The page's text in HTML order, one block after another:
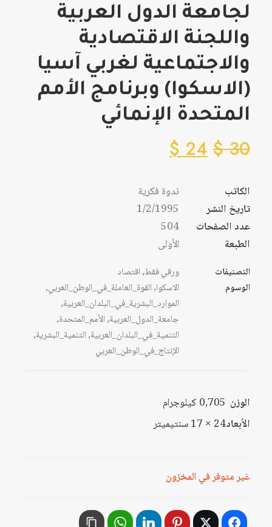
لجامعة الدول العربية
واللجنة الاقتصادية
والاجتماعية لغربي آسيا
(الاسكوا) وبرنامج الأمم
المتحدة الإنمائي
30
$
24
$
الكاتب
ندوة فكرية
تاريخ النشر
1/2/1995
عدد الصفحات
504
الطبعة
الأولى
التصنيفات ورقي فقط,اقتصاد
الوسوم
الاسكوا,القوة_العاملة_في_الوطن_العربي,
الموارد_البشرية_في_البلدان_العربية,
جامعة_الدول_العربية,الأمم_المتحدة,
التنمية_في_البلدان_العربية,التنمية_البشرية,
الإنتاج_في_الوطن_العربي
الوزن 0,705 كيلوجرام
الأبعاد24 × 17 سنتيميتر
غير متوفر في المخزون